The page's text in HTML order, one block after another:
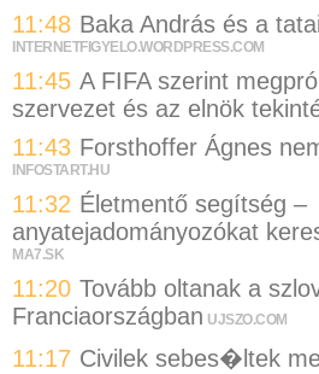
11:48 Baka András és a
INTERNETFIGYELO.WORDPRESS.COM
11:45 A FIFA szerint
szervezet és az elnök
11:43 Forsthoffer Ágnes
INFOSTART.HU
11:32 Életmentő segítség –
anyatejadományozókat
MA7.SK
11:20 Tovább oltanak a
Franciaországban UJSZO.COM
11:17 Civilek sebes�ltek